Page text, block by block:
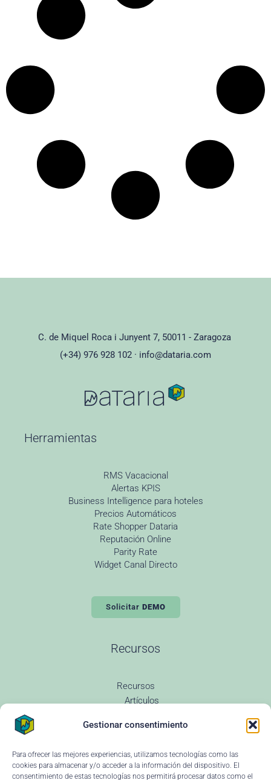
Gestionar consentimiento
Para ofrecer las mejores experiencias, utilizamos tecnologías como las
cookies para almacenar y/o acceder a la información del dispositivo. El
consentimiento de estas tecnologías nos permitirá procesar datos como el
C. de Miquel Roca i Junyent 7, 50011 - Zaragoza
(+34) 976 928 102 · info@dataria.com
Herramientas
RMS Vacacional
Alertas KPIS
Business Intelligence para hoteles
Precios Automáticos
Rate Shopper Dataria
Reputación Online
Parity Rate
Widget Canal Directo
Solicitar DEMO
Recursos
Recursos
Artículos
Revenue Management
Glosario Revenue
Preguntas Frecuentes
Changelog